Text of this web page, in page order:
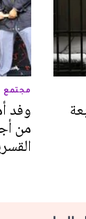
مجتمع
وفد
من